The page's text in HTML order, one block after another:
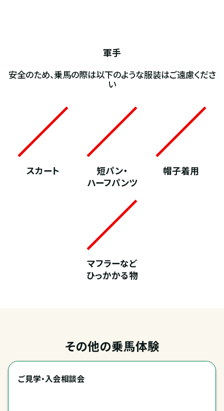
軍手
安全のため、乗馬の際は以下のような服装はご遠慮くださ
い
スカート
短パン・
ハーフパンツ
帽子着用
マフラーなど
ひっかかる物
その他の乗馬体験
ご見学・入会相談会